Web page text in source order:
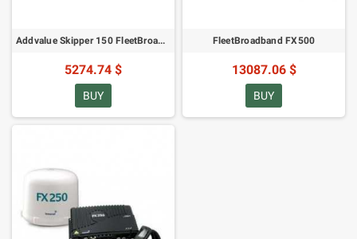
Addvalue Skipper 150 FleetBroadband
5274.74 $
BUY
FleetBroadband FX500
13087.06 $
BUY